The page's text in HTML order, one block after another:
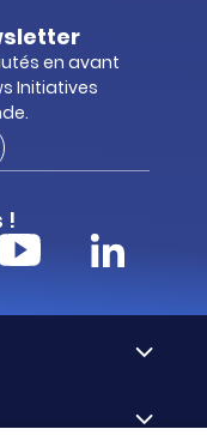
en avant
Initiatives
!